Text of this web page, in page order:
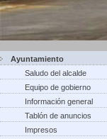
Ayuntamiento
Saludo del alcalde
Equipo de gobierno
Información general
Tablón de anuncios
Impresos